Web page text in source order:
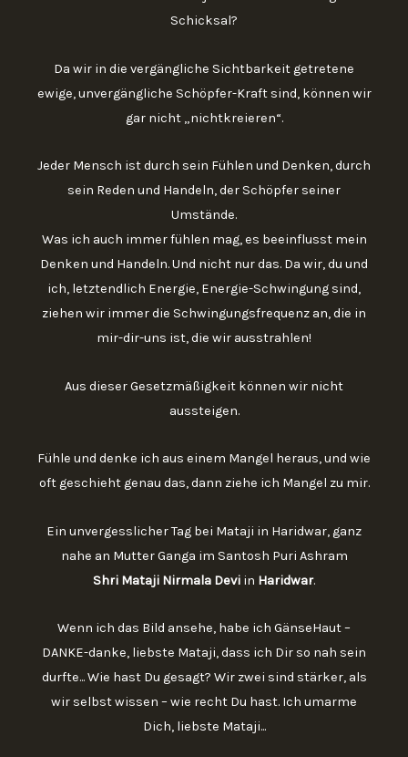
Schicksal?
Da wir in die vergängliche Sichtbarkeit getretene
ewige, unvergängliche Schöpfer-Kraft sind, können wir
gar nicht „nichtkreieren“.
Jeder Mensch ist durch sein Fühlen und Denken, durch
sein Reden und Handeln, der Schöpfer seiner
Umstände.
Was ich auch immer fühlen mag, es beeinflusst mein
Denken und Handeln. Und nicht nur das. Da wir, du und
ich, letztendlich Energie, Energie-Schwingung sind,
ziehen wir immer die Schwingungsfrequenz an, die in
mir-dir-uns ist, die wir ausstrahlen!
Aus dieser Gesetzmäßigkeit können wir nicht
aussteigen.
Fühle und denke ich aus einem Mangel heraus, und wie
oft geschieht genau das, dann ziehe ich Mangel zu mir.
Ein unvergesslicher Tag bei Mataji in Haridwar, ganz
nahe an Mutter Ganga im Santosh Puri Ashram
Shri Mataji Nirmala Devi in Haridwar.
Wenn ich das Bild ansehe, habe ich GänseHaut –
DANKE-danke, liebste Mataji, dass ich Dir so nah sein
durfte... Wie hast Du gesagt? Wir zwei sind stärker, als
wir selbst wissen – wie recht Du hast. Ich umarme
Dich, liebste Mataji...